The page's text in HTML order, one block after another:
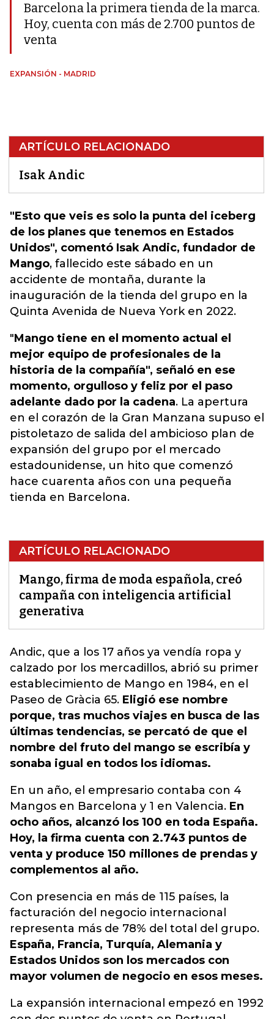
Barcelona la primera tienda de la marca.
Hoy, cuenta con más de 2.700 puntos de
venta
EXPANSIÓN - MADRID
ARTÍCULO RELACIONADO
Isak Andic
"Esto que veis es solo la punta del iceberg
de los planes que tenemos en Estados
Unidos", comentó Isak Andic, fundador de
Mango, fallecido este sábado en un
accidente de montaña, durante la
inauguración de la tienda del grupo en la
Quinta Avenida de Nueva York en 2022.
"Mango tiene en el momento actual el
mejor equipo de profesionales de la
historia de la compañía", señaló en ese
momento, orgulloso y feliz por el paso
adelante dado por la cadena. La apertura
en el corazón de la Gran Manzana supuso el
pistoletazo de salida del ambicioso plan de
expansión del grupo por el mercado
estadounidense, un hito que comenzó
hace cuarenta años con una pequeña
tienda en Barcelona.
ARTÍCULO RELACIONADO
Mango, firma de moda española, creó
campaña con inteligencia artificial
generativa
Andic, que a los 17 años ya vendía ropa y
calzado por los mercadillos, abrió su primer
establecimiento de Mango en 1984, en el
Paseo de Gràcia 65. Eligió ese nombre
porque, tras muchos viajes en busca de las
últimas tendencias, se percató de que el
nombre del fruto del mango se escribía y
sonaba igual en todos los idiomas.
En un año, el empresario contaba con 4
Mangos en Barcelona y 1 en Valencia. En
ocho años, alcanzó los 100 en toda España.
Hoy, la firma cuenta con 2.743 puntos de
venta y produce 150 millones de prendas y
complementos al año.
Con presencia en más de 115 países, la
facturación del negocio internacional
representa más de 78% del total del grupo.
España, Francia, Turquía, Alemania y
Estados Unidos son los mercados con
mayor volumen de negocio en esos meses.
La expansión internacional empezó en 1992